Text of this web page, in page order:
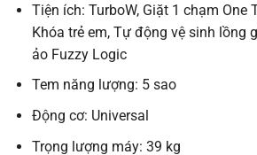
Tiện ích: TurboW, Giặt 1 chạm One
Khóa trẻ em, Tự động vệ sinh lồng
ảo Fuzzy Logic
Tem năng lượng: 5 sao
Động cơ: Universal
Trọng lượng máy: 39 kg